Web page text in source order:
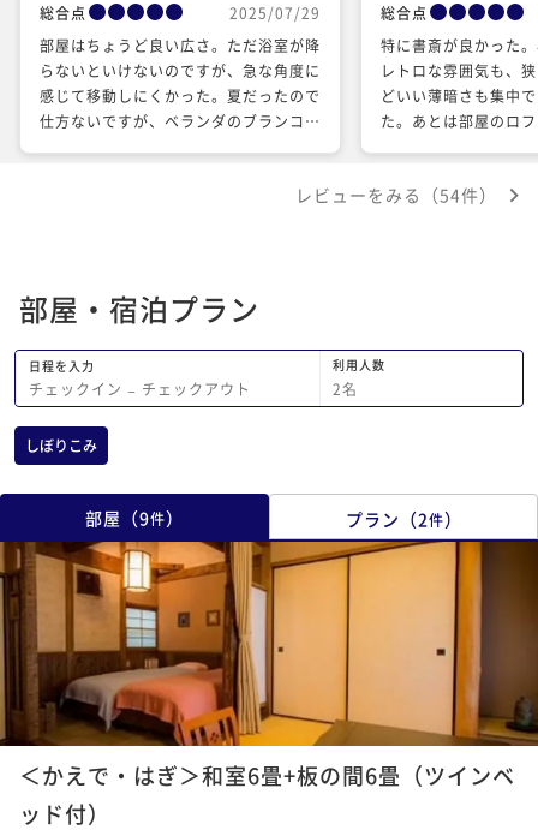
総合点
2025/07/29
部屋はちょうど良い広さ。ただ浴室が降
らないといけないのですが、急な角度に
感じて移動しにくかった。夏だったので
仕方ないですが、ベランダのブランコが
なんども入れたので楽しめた。宙らくが
てみたくなりました。
総合点
特に書斎が良かった
レトロな雰囲気も、
どいい薄暗さも集中
た。あとは部屋のロ
レビューをみる（54件）
部屋・宿泊プラン
日程を入力
チェックイン − チェックアウト
利用人数
2名
しぼりこみ
部屋 （9件） プラン （2件）
＜かえで・はぎ＞和室6畳+板の間6畳（ツインベ
ッド付）